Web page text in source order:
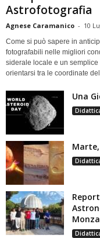
Astrofotografia
Agnese Caramanico - 10
Come si può sapere in
fotografabili nelle migliori
siderale locale e un
orientarsi tra le coordinate
Una